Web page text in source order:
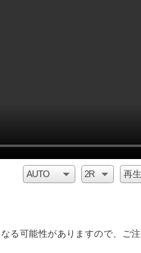
る可能性がありますので、ご注